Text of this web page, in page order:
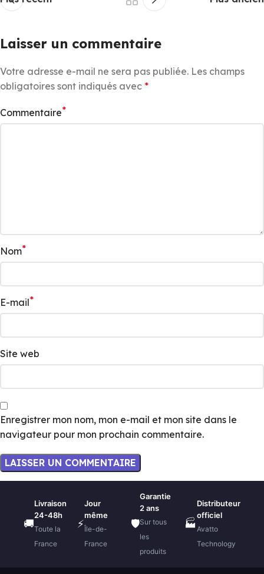
Laisser un commentaire
Votre adresse e-mail ne sera pas publiée. Les champs
obligatoires sont indiqués avec *
Commentaire*
Nom*
E-mail*
Site web
Enregistrer mon nom, mon e-mail et mon site dans le
navigateur pour mon prochain commentaire.
🚚
Livraison
24-48h
Toute la
France
⚡
Jour
même
Île-de-
France
🛡️
Garantie
2 ans
Sur tous
les
produits
🏭
Distributeur
officiel
Avatto
Technology